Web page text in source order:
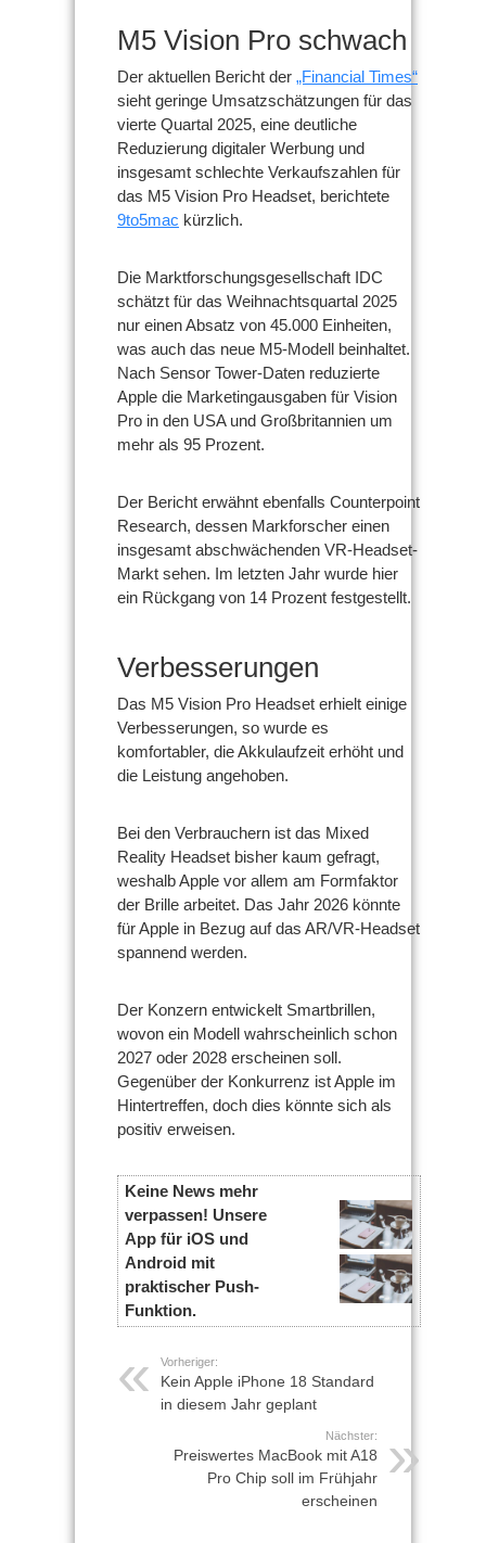
M5 Vision Pro schwach
Der aktuellen Bericht der „Financial Times“
sieht geringe Umsatzschätzungen für das
vierte Quartal 2025, eine deutliche
Reduzierung digitaler Werbung und
insgesamt schlechte Verkaufszahlen für
das M5 Vision Pro Headset, berichtete
9to5mac kürzlich.
Die Marktforschungsgesellschaft IDC
schätzt für das Weihnachtsquartal 2025
nur einen Absatz von 45.000 Einheiten,
was auch das neue M5-Modell beinhaltet.
Nach Sensor Tower-Daten reduzierte
Apple die Marketingausgaben für Vision
Pro in den USA und Großbritannien um
mehr als 95 Prozent.
Der Bericht erwähnt ebenfalls Counterpoint
Research, dessen Markforscher einen
insgesamt abschwächenden VR-Headset-
Markt sehen. Im letzten Jahr wurde hier
ein Rückgang von 14 Prozent festgestellt.
Verbesserungen
Das M5 Vision Pro Headset erhielt einige
Verbesserungen, so wurde es
komfortabler, die Akkulaufzeit erhöht und
die Leistung angehoben.
Bei den Verbrauchern ist das Mixed
Reality Headset bisher kaum gefragt,
weshalb Apple vor allem am Formfaktor
der Brille arbeitet. Das Jahr 2026 könnte
für Apple in Bezug auf das AR/VR-Headset
spannend werden.
Der Konzern entwickelt Smartbrillen,
wovon ein Modell wahrscheinlich schon
2027 oder 2028 erscheinen soll.
Gegenüber der Konkurrenz ist Apple im
Hintertreffen, doch dies könnte sich als
positiv erweisen.
Keine News mehr
verpassen! Unsere
App für iOS und
Android mit
praktischer Push-
Funktion.
Vorheriger:
Kein Apple iPhone 18 Standard
in diesem Jahr geplant
Nächster:
Preiswertes MacBook mit A18
Pro Chip soll im Frühjahr
erscheinen